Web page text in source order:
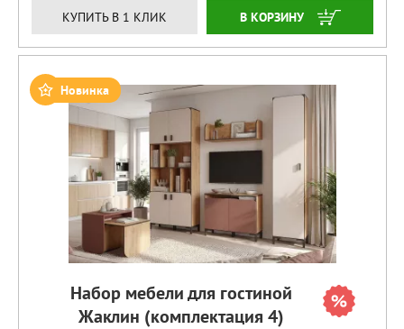
КУПИТЬ В 1 КЛИК ЗАКАЗАТЬ
Новинка
Набор мебели для гостиной
Жаклин (комплектация 4)